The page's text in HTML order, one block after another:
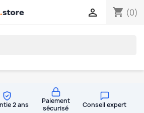
shopping_cart (0)

2 ans
Paiement
sécurisé
Conseil expert